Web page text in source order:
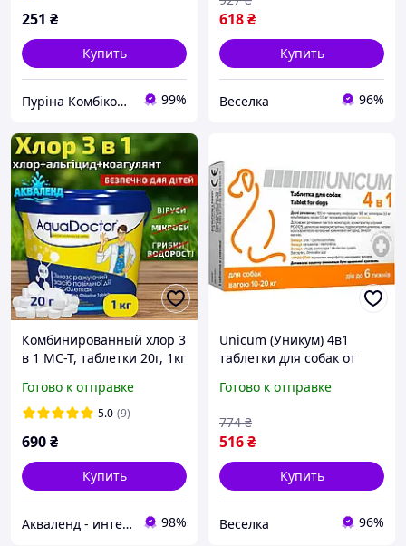
251 ₴
Купить
Пуріна Комбікорм 99%
618₴
Купить
Веселка 96%
Комбинированный хлор 3
в 1 МС-Т, таблетки 20г, 1кг
таблетки) медленный
хлор для бассейна
Готово к отправке
5.0 (9)
690₴
Купить
Акваленд - интернет магазин 98%
Unicum (Уникум) 4в1
таблетки для собак от
20 кг 1 таблетка
Готово к отправке
516₴
774 ₴
Купить
Веселка 96%